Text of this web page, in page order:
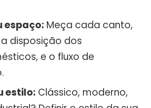
espaço: Meça cada canto,
disposição dos
e o fluxo de
estilo: Clássico, moderno,